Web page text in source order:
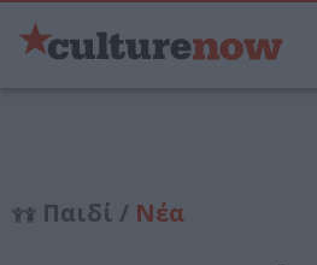
Παιδί / Νέα